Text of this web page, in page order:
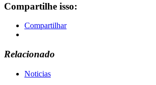
Compartilhe isso:
Compartilhar
Relacionado
Noticias